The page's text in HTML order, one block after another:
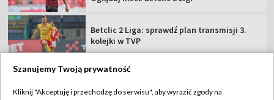
Betclic 2 Liga: sprawdź plan transmisji 3.
kolejki w TVP
Szanujemy Twoją prywatność
Kliknij "Akceptuję i przechodzę do serwisu", aby wyrazić zgody na